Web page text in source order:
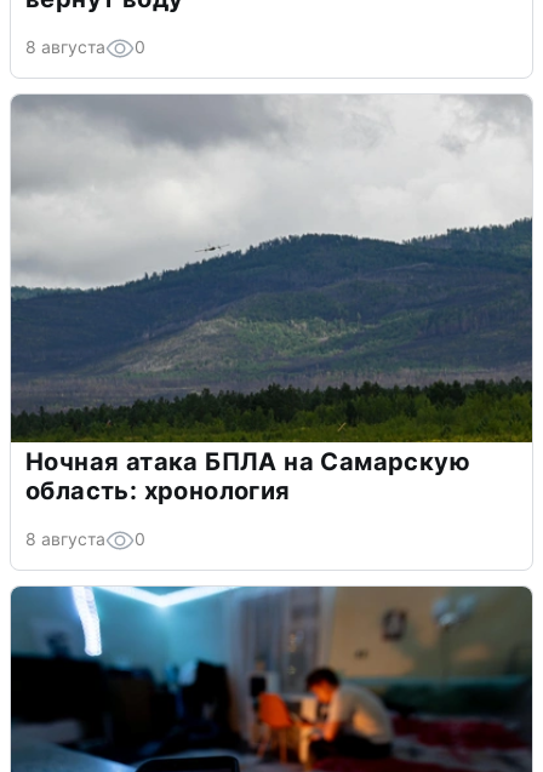
8 августа 0
Ночная атака БПЛА на Самарскую
область: хронология
8 августа 0